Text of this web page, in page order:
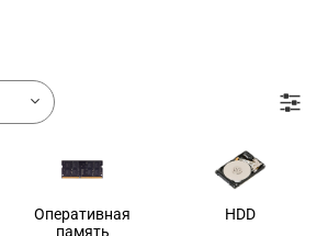
Оперативная
память
HDD